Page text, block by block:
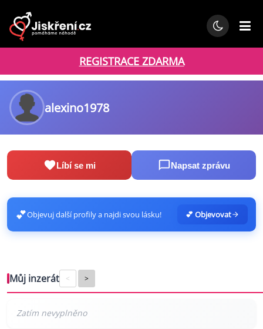
REGISTRACE ZDARMA
alexino1978
Líbí se mi Napsat zprávu
💕Objevuj další profily a najdi svou lásku! 💕 Objevovat
Můj inzerát < >